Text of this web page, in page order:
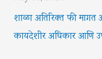
शाळा अतिरिक्त फी
कायदेशीर अधिकार आणि